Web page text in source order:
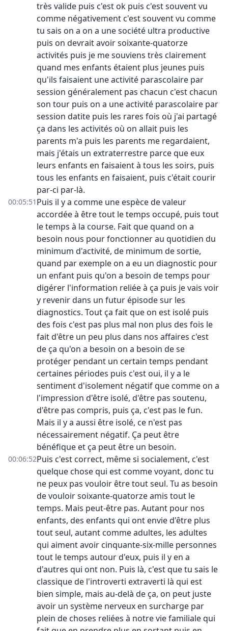
très valide puis c'est ok puis c'est souvent vu
comme négativement c'est souvent vu comme
tu sais on a on a une société ultra productive
puis on devrait avoir soixante-quatorze
activités puis je me souviens très clairement
quand mes enfants étaient plus jeunes puis
qu'ils faisaient une activité parascolaire par
session généralement pas chacun c'est chacun
son tour puis on a une activité parascolaire par
session datite puis les rares fois où j'ai partagé
ça dans les activités où on allait puis les
parents m'a puis les parents me regardaient,
mais j'étais un extraterrestre parce que eux
leurs enfants en faisaient à tous les soirs, puis
tous les enfants en faisaient, puis c'était courir
par-ci par-là.
00:05:51 Puis il y a comme une espèce de valeur
accordée à être tout le temps occupé, puis tout
le temps à la course. Fait que quand on a
besoin nous pour fonctionner au quotidien du
minimum d'activité, de minimum de sortie,
quand par exemple on a eu un diagnostic pour
un enfant puis qu'on a besoin de temps pour
digérer l'information reliée à ça puis je vais voir
y revenir dans un futur épisode sur les
diagnostics. Tout ça fait que on est isolé puis
des fois c'est pas plus mal non plus des fois le
fait d'être un peu plus dans nos affaires c'est
de ça qu'on a besoin on a besoin de se
protéger pendant un certain temps pendant
certaines périodes puis c'est oui, il y a le
sentiment d'isolement négatif que comme on a
l'impression d'être isolé, d'être pas soutenu,
d'être pas compris, puis ça, c'est pas le fun.
Mais il y a aussi être isolé, ce n'est pas
nécessairement négatif. Ça peut être
bénéfique et ça peut être un besoin.
00:06:52Puis c'est correct, même si socialement, c'est
quelque chose qui est comme voyant, donc tu
ne peux pas vouloir être tout seul. Tu as besoin
de vouloir soixante-quatorze amis tout le
temps. Mais peut-être pas. Autant pour nos
enfants, des enfants qui ont envie d'être plus
tout seul, autant comme adultes, les adultes
qui aiment avoir cinquante-six-mille personnes
tout le temps autour d'eux, puis il y en a
d'autres qui ont non. Puis là, c'est que tu sais le
classique de l'introverti extraverti là qui est
bien simple, mais au-delà de ça, on peut juste
avoir un système nerveux en surcharge par
plein de choses reliées à notre vie familiale qui